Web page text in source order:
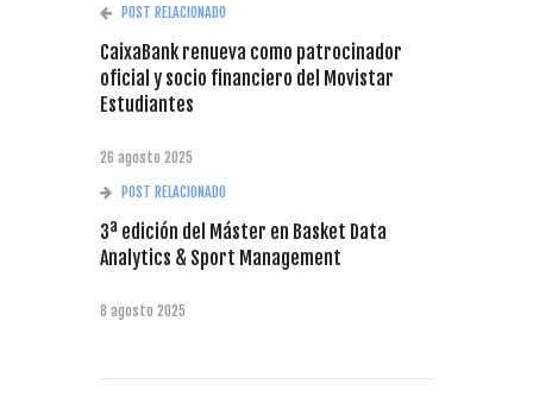
POST RELACIONADO
CaixaBank renueva como patrocinador
oficial y socio financiero del Movistar
Estudiantes
26 agosto 2025
POST RELACIONADO
3ª edición del Máster en Basket Data
Analytics & Sport Management
8 agosto 2025